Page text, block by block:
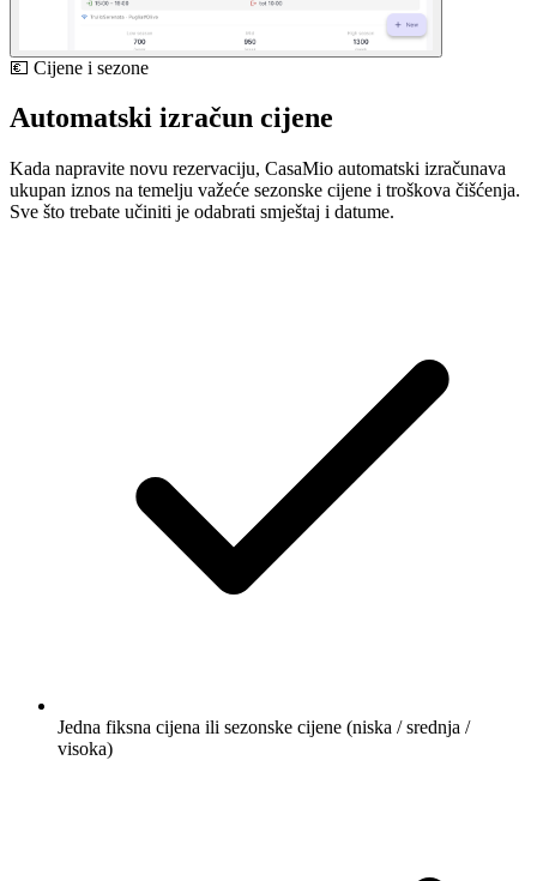
💶 Cijene i sezone
Automatski izračun cijene
Kada napravite novu rezervaciju, CasaMio automatski izračunava
ukupan iznos na temelju važeće sezonske cijene i troškova čišćenja.
Sve što trebate učiniti je odabrati smještaj i datume.
Jedna fiksna cijena ili sezonske cijene (niska / srednja /
visoka)